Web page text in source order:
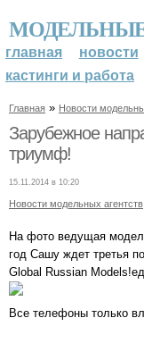
главная новости
кастинги и работа
Главная » Новости
Зарубежное
триумф!
15.11.2014 в 10:20
Новости модельных агентств
На фото ведущая
год Сашу ждет третья
Global Russian
Все телефоны только